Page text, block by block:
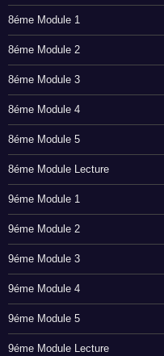
8éme Module 1
8éme Module 2
8éme Module 3
8éme Module 4
8éme Module 5
8éme Module Lecture
9éme Module 1
9éme Module 2
9éme Module 3
9éme Module 4
9éme Module 5
9éme Module Lecture